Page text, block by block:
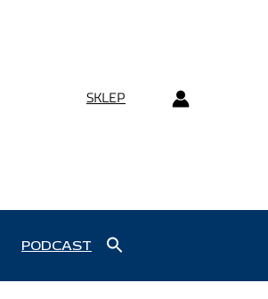
SKLEP
PODCAST